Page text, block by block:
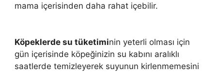
mama içerisinden daha rahat içebilir.
Köpeklerde su tüketiminin yeterli olması için
gün içerisinde köpeğinizin su kabını aralıklı
saatlerde temizleyerek suyunun kirlenmemesini